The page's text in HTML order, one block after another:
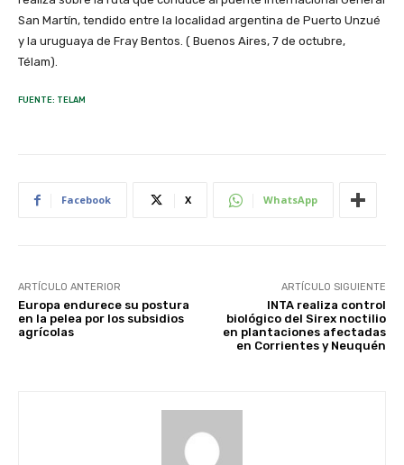
San Martín, tendido entre la localidad argentina de Puerto Unzué
y la uruguaya de Fray Bentos. ( Buenos Aires, 7 de octubre,
Télam).
FUENTE: TELAM
Facebook X WhatsApp
ARTÍCULO ANTERIOR
Europa endurece su postura
en la pelea por los subsidios
agrícolas
ARTÍCULO SIGUIENTE
INTA realiza control
biológico del Sirex noctilio
en plantaciones afectadas
en Corrientes y Neuquén